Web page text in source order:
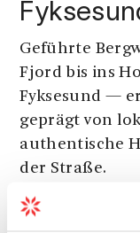
Geführte
Fjord bis ins
Fyksesund —
geprägt von
authentische
der Straße.